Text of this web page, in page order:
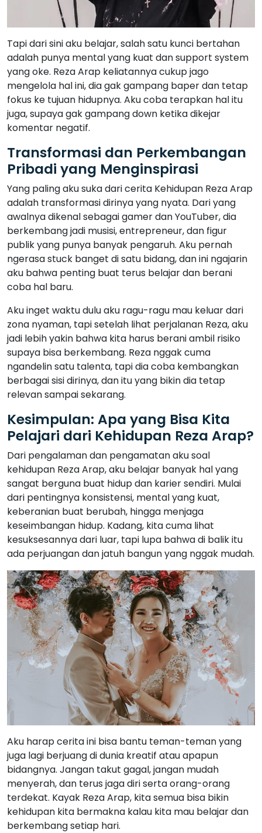
Tapi dari sini aku belajar, salah satu kunci bertahan
adalah punya mental yang kuat dan support system
yang oke. Reza Arap keliatannya cukup jago
mengelola hal ini, dia gak gampang baper dan tetap
fokus ke tujuan hidupnya. Aku coba terapkan hal itu
juga, supaya gak gampang down ketika dikejar
komentar negatif.
Transformasi dan Perkembangan
Pribadi yang Menginspirasi
Yang paling aku suka dari cerita Kehidupan Reza Arap
adalah transformasi dirinya yang nyata. Dari yang
awalnya dikenal sebagai gamer dan YouTuber, dia
berkembang jadi musisi, entrepreneur, dan figur
publik yang punya banyak pengaruh. Aku pernah
ngerasa stuck banget di satu bidang, dan ini ngajarin
aku bahwa penting buat terus belajar dan berani
coba hal baru.
Aku inget waktu dulu aku ragu-ragu mau keluar dari
zona nyaman, tapi setelah lihat perjalanan Reza, aku
jadi lebih yakin bahwa kita harus berani ambil risiko
supaya bisa berkembang. Reza nggak cuma
ngandelin satu talenta, tapi dia coba kembangkan
berbagai sisi dirinya, dan itu yang bikin dia tetap
relevan sampai sekarang.
Kesimpulan: Apa yang Bisa Kita
Pelajari dari Kehidupan Reza Arap?
Dari pengalaman dan pengamatan aku soal
kehidupan Reza Arap, aku belajar banyak hal yang
sangat berguna buat hidup dan karier sendiri. Mulai
dari pentingnya konsistensi, mental yang kuat,
keberanian buat berubah, hingga menjaga
keseimbangan hidup. Kadang, kita cuma lihat
kesuksesannya dari luar, tapi lupa bahwa di balik itu
ada perjuangan dan jatuh bangun yang nggak mudah.
Aku harap cerita ini bisa bantu teman-teman yang
juga lagi berjuang di dunia kreatif atau apapun
bidangnya. Jangan takut gagal, jangan mudah
menyerah, dan terus jaga diri serta orang-orang
terdekat. Kayak Reza Arap, kita semua bisa bikin
kehidupan kita bermakna kalau kita mau belajar dan
berkembang setiap hari.